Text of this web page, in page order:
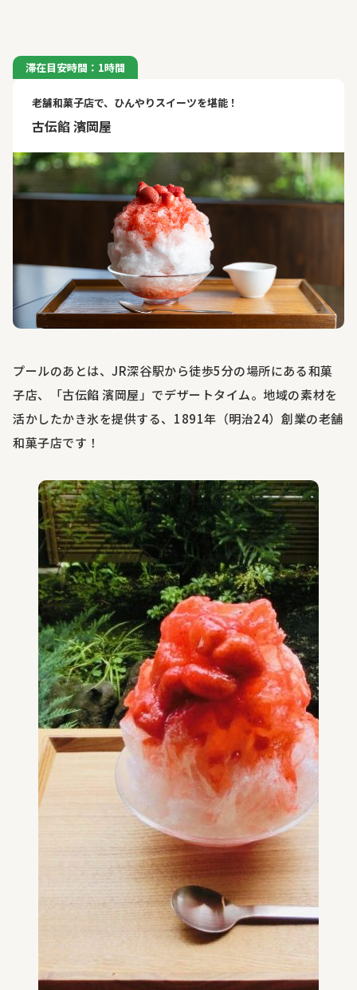
滞在目安時間：1時間
老舗和菓子店で、ひんやりスイーツを堪能！
古伝餡 濱岡屋
プールのあとは、JR深谷駅から徒歩5分の場所にある和菓
子店、「古伝餡 濱岡屋」でデザートタイム。地域の素材を
活かしたかき氷を提供する、 1891年（明治24）創業の老舗
和菓子店です！